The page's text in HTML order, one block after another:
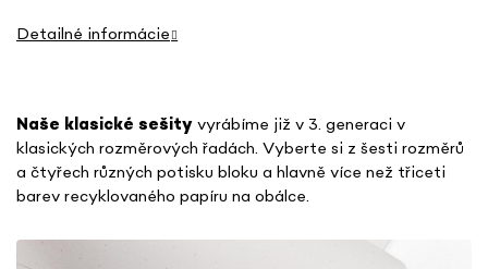
Detailné informácie
Naše klasické sešityvyrábíme již v 3. generaci v
klasických rozměrových řadách. Vyberte si z šesti rozměrů
a čtyřech různých potisku bloku a hlavně více než třiceti
barev recyklovaného papíru na obálce.